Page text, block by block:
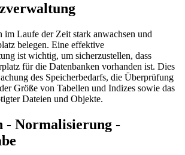
im Laufe der Zeit stark anwachsen und
belegen. Eine effektive
ist wichtig, um sicherzustellen, dass
für die Datenbanken vorhanden ist. Dies
des Speicherbedarfs, die Überprüfung
Größe von Tabellen und Indizes sowie das
Dateien und Objekte.
- Normalisierung -